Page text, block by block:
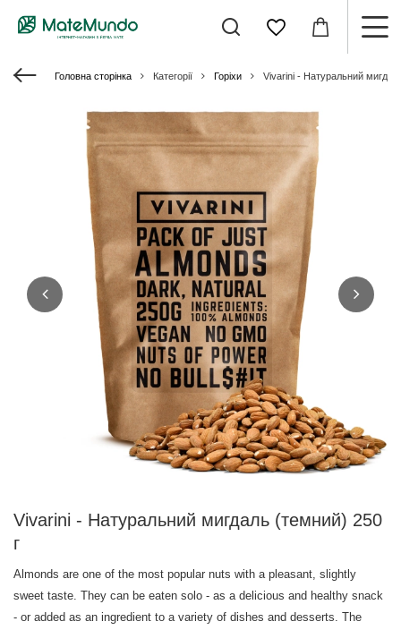
Головна сторінка Категорії Горіхи Vivarini - Натуральний
Vivarini - Натуральний мигдаль (темний) 250
г
Almonds are one of the most popular nuts with a pleasant, slightly
sweet taste. They can be eaten solo - as a delicious and healthy snack
- or added as an ingredient to a variety of dishes and desserts. The